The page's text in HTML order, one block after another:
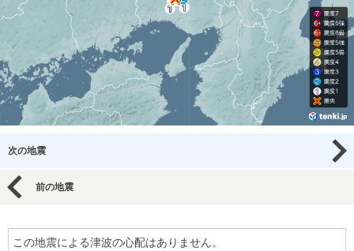
次の地震
前の地震
この地震による津波の心配はありません。